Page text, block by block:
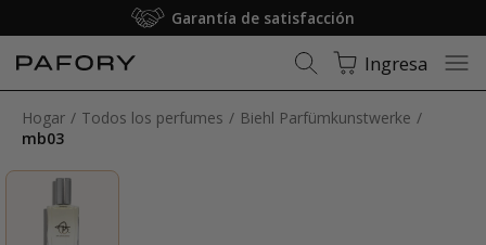
Garantía de satisfacción
Ingresa
Hogar Todos los perfumes
Biehl Parfümkunstwerke
mb03